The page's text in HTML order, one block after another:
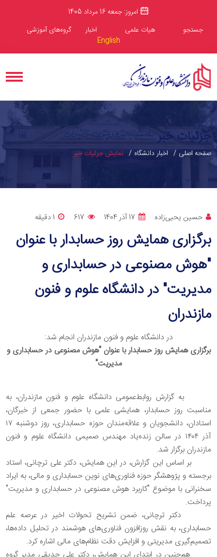
امروز: جمعه 16 مرداد 1405
جستجو
هیات علمی اخبار
گروه‌های آموزشی
English
جزئیات خبر
صفحه اصلی اخبار دانشگاه نمایش جزئیات خبر
حسین یحیی‌زاده 17 آذر 1404 617 1 دقيقه
برگزاری همایش روز حسابدار با عنوان
"هوش مصنوعی در حسابداری و
مدیریت" در دانشگاه علوم و فنون
مازندران
در دانشگاه علوم و فنون مازندران انجام شد:
برگزاری همایش روز حسابدار با عنوان "هوش مصنوعی در حسابداری و
مدیریت"
به گزارش روابط‌عمومی دانشگاه علوم و فنون مازندران، به
مناسبت روز حسابدار، همایشی علمی با حضور جمعی از خبرگان،
استادان، دانشجویان و علاقه‌مندان حوزه حسابداری، روز دوشنبه ۱۷
آذر ۱۴۰۴ در سالن زنده‌یاد مهندس صمیمی دانشگاه علوم و فنون
مازندران برگزار شد.
بر اساس این گزارش، در این همایش، دکتر علی ترچانی، استاد
برجسته و پژوهشگر حوزه فناوری‌های نوین حسابداری و مالی، به ایراد
سخنرانی با موضوع "کاربرد هوش مصنوعی در حسابداری و مدیریت"
پرداخت.
دکتر ترچانی، ضمن تشریح تحولات اخیر در عرصه علم
حسابداری، به نقش روزافزون فناوری‌های هوشمند در تحلیل داده‌ها،
تصمیم‌گیری مدیریتی و افزایش دقت نظام‌های مالی اشاره کرد.